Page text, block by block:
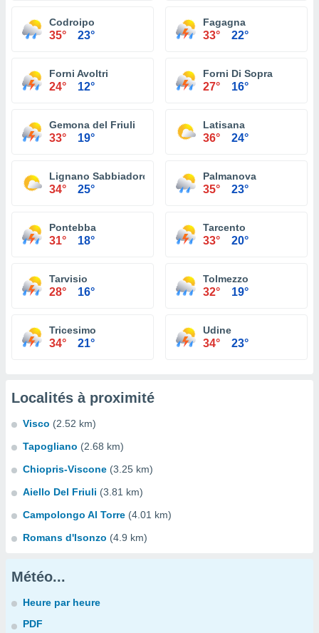
Codroipo
35° 23°
Fagagna
33° 22°
Forni Avoltri
24° 12°
Forni Di Sopra
27° 16°
Gemona del Friuli
33° 19°
Latisana
36° 24°
Lignano Sabbiadoro
34° 25°
Palmanova
35° 23°
Pontebba
31° 18°
Tarcento
33° 20°
Tarvisio
28° 16°
Tolmezzo
32° 19°
Tricesimo
34° 21°
Udine
34° 23°
Localités à proximité
Visco (2.52 km)
Tapogliano (2.68 km)
Chiopris-Viscone (3.25 km)
Aiello Del Friuli (3.81 km)
Campolongo Al Torre (4.01 km)
Romans d'Isonzo (4.9 km)
Météo...
Heure par heure
PDF